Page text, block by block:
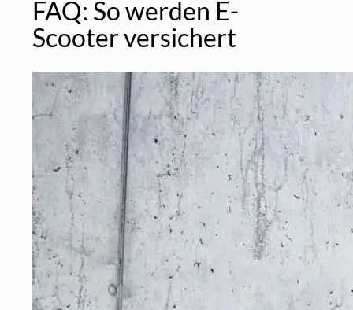
FAQ: So wer­den E-
Scoo­ter ver­si­chert